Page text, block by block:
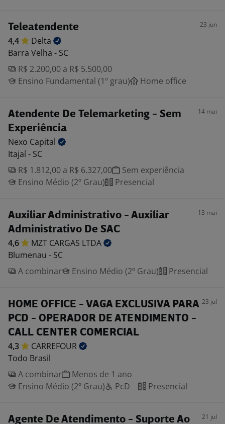
Teleatendente 23 jun
4,4
Delta
Barra Velha - SC
R$ 2.200,00 a R$ 5.500,00
Ensino Fundamental (1º grau)
Home office
Atendente De Telemarketing - Sem
Experiência
14 mai
Nexo Capital
Itajaí - SC
R$ 1.812,00 a R$ 6.327,00
Sem experiência
Ensino Médio (2º Grau)
Presencial
Auxiliar Administrativo - Auxiliar
Administrativo De SAC
13 mai
4,6 MZT CARGAS LTDA
Blumenau - SC
A combinar
Ensino Médio (2º Grau) Presencial
HOME OFFICE - VAGA EXCLUSIVA PARA
PCD - OPERADOR DE ATENDIMENTO -
CALL CENTER COMERCIAL
23 jul
4,3
CARREFOUR
Todo Brasil
A combinar
Menos de 1 ano
Ensino Médio (2º Grau)
PcD Presencial
Agente De Atendimento - Suporte Ao
21 jul